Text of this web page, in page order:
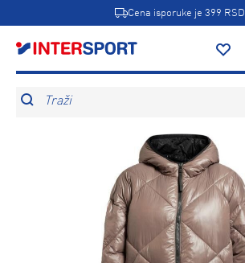
Cena isporuke je 399 RSD
Traži